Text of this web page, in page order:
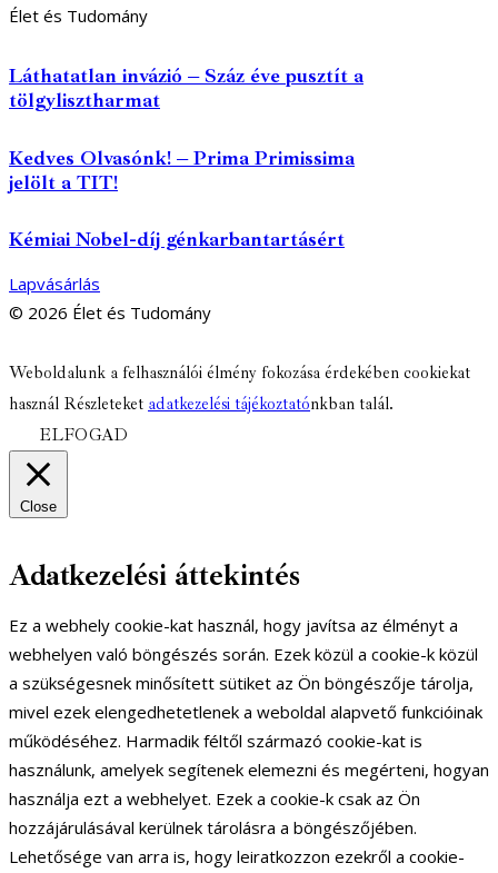
Élet és Tudomány
Láthatatlan invázió – Száz éve pusztít a
tölgylisztharmat
Kedves Olvasónk! – Prima Primissima
jelölt a TIT!
Kémiai Nobel-díj génkarbantartásért
Lapvásárlás
© 2026 Élet és Tudomány
facebook-
1
youtube-
1
email
Weboldalunk a felhasználói élmény fokozása érdekében cookiekat
használ Részleteket adatkezelési tájékoztatónkban talál.
ELFOGAD
Close
Adatkezelési áttekintés
Ez a webhely cookie-kat használ, hogy javítsa az élményt a
webhelyen való böngészés során. Ezek közül a cookie-k közül
a szükségesnek minősített sütiket az Ön böngészője tárolja,
mivel ezek elengedhetetlenek a weboldal alapvető funkcióinak
működéséhez. Harmadik féltől származó cookie-kat is
használunk, amelyek segítenek elemezni és megérteni, hogyan
használja ezt a webhelyet. Ezek a cookie-k csak az Ön
hozzájárulásával kerülnek tárolásra a böngészőjében.
Lehetősége van arra is, hogy leiratkozzon ezekről a cookie-